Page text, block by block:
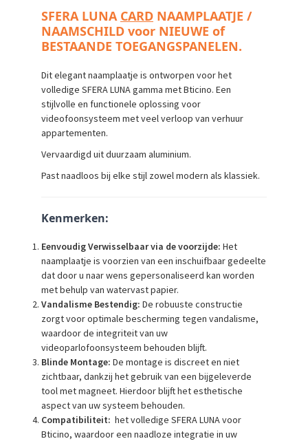
SFERA LUNA CARD NAAMPLAATJE /
NAAMSCHILD voor NIEUWE of
BESTAANDE TOEGANGSPANELEN.
Dit elegant naamplaatje is ontworpen voor het
volledige SFERA LUNA gamma met Bticino. Een
stijlvolle en functionele oplossing voor
videofoonsysteem met veel verloop van verhuur
appartementen.
Vervaardigd uit duurzaam aluminium.
Past naadloos bij elke stijl zowel modern als klassiek.
Kenmerken:
Eenvoudig Verwisselbaar via de voorzijde: Het
naamplaatje is voorzien van een inschuifbaar gedeelte
dat door u naar wens gepersonaliseerd kan worden
met behulp van watervast papier.
Vandalisme Bestendig: De robuuste constructie
zorgt voor optimale bescherming tegen vandalisme,
waardoor de integriteit van uw
videoparlofoonsysteem behouden blijft.
Blinde Montage: De montage is discreet en niet
zichtbaar, dankzij het gebruik van een bijgeleverde
tool met magneet. Hierdoor blijft het esthetische
aspect van uw systeem behouden.
Compatibiliteit: het volledige SFERA LUNA voor
Bticino, waardoor een naadloze integratie in uw